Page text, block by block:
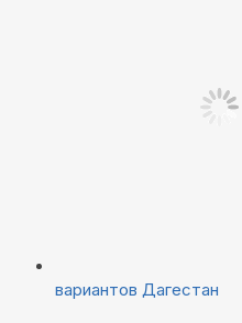
вариантов Дагестан